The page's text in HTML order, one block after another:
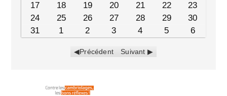
17
18 19 20 21 22
23
24
25 26 27 28 29
30
31
1 2 3 4 5 6
Précédent Suivant